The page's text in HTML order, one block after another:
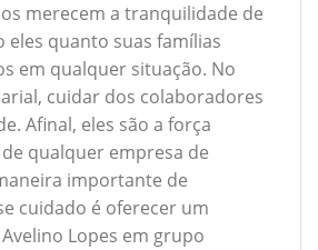
merecem a tranquilidade de
eles quanto suas famílias
em qualquer situação. No
cuidar dos colaboradores
Afinal, eles são a força
qualquer empresa de
importante de
cuidado é oferecer um
Lopes em grupo